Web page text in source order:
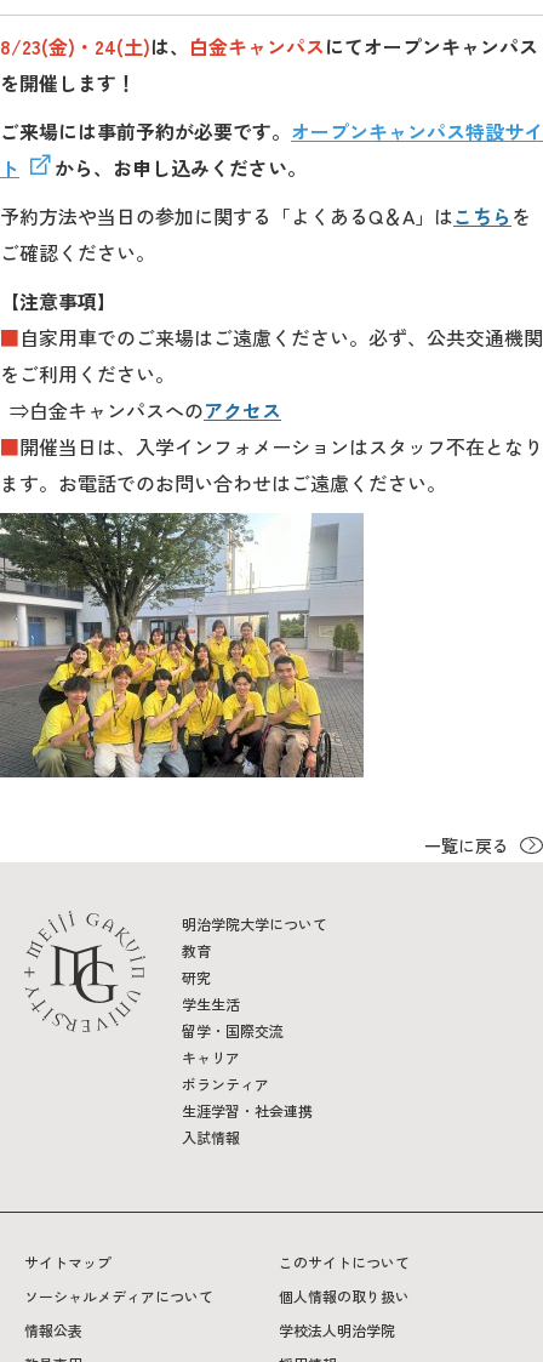
8/23(金)・24(土)は、 白金キャンパスにてオープンキャンパス
を開催します！
ご来場には事前予約が必要です。 オープンキャンパス特設サイ
ト
から、お申し込みください。
予約方法や当日の参加に関する「よくあるQ＆A」はこちら を
ご確認ください。
【注意事項】
■自家用車でのご来場はご遠慮ください。必ず、公共交通機関
をご利用ください。
⇒白金キャンパスへのアクセス
■開催当日は、入学インフォメーションはスタッフ不在となり
ます。お電話でのお問い合わせはご遠慮ください。
一覧に戻る
明治学院大学について
教育
研究
学生生活
留学・国際交流
キャリア
ボランティア
生涯学習・社会連携
入試情報
サイトマップ
このサイトについて
ソーシャルメディアについて
個人情報の取り扱い
情報公表
学校法人明治学院